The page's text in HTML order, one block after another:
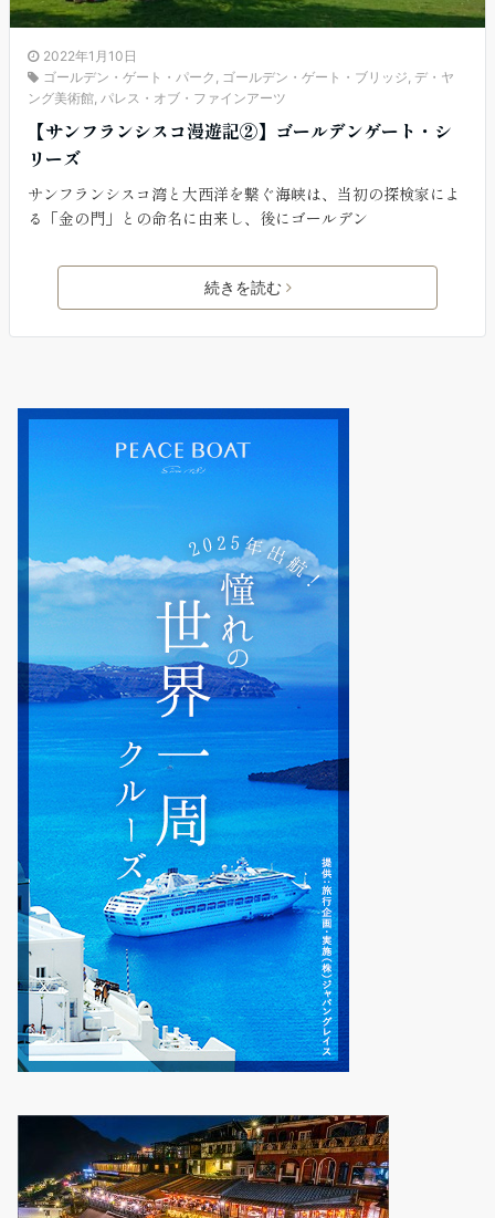
2022年1月10日
ゴールデン・ゲート・パーク , ゴールデン・ゲート・ブリッジ, デ・ヤ
ング美術館, パレス・オブ・ファインアーツ
【サンフランシスコ漫遊記②】ゴールデンゲート・シ
リーズ
サンフランシスコ湾と大西洋を繋ぐ海峡は、当初の探検家によ
る「金の門」との命名に由来し、後にゴールデン
続きを読む